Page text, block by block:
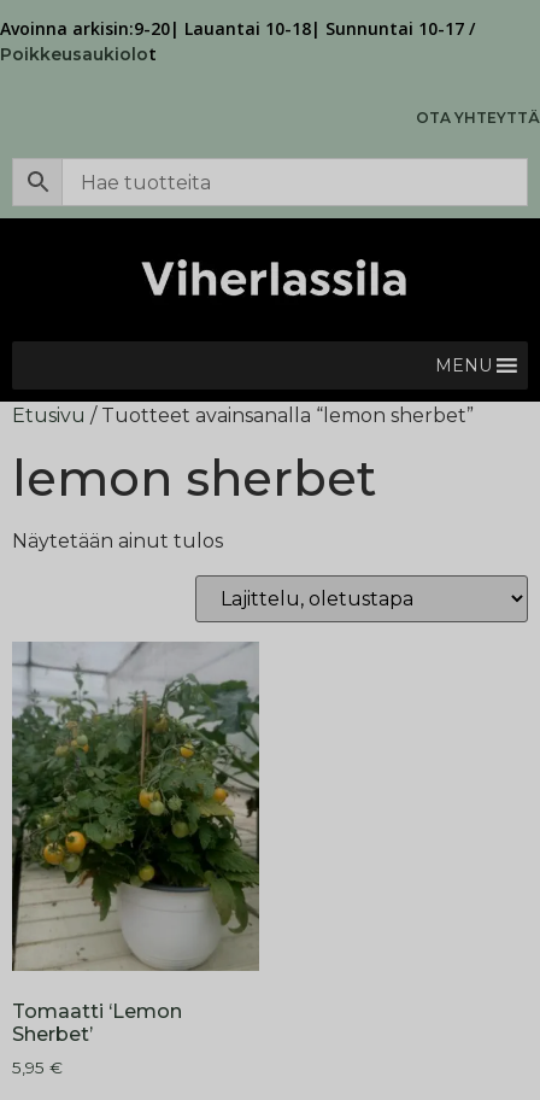
Avoinna arkisin:9-20| Lauantai 10-18| Sunnuntai 10-17 /
Poikkeusaukiolot
OTA YHTEYTTÄ
MENU
Etusivu / Tuotteet avainsanalla “lemon sherbet”
lemon sherbet
Näytetään ainut tulos
Tomaatti ‘Lemon
Sherbet’
5,95 €